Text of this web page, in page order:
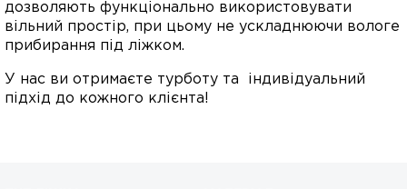
дозволяють функціонально використовувати
вільний простір, при цьому не ускладнюючи вологе
прибирання під ліжком.
У нас ви отримаєте турботу та індивідуальний
підхід до кожного клієнта!